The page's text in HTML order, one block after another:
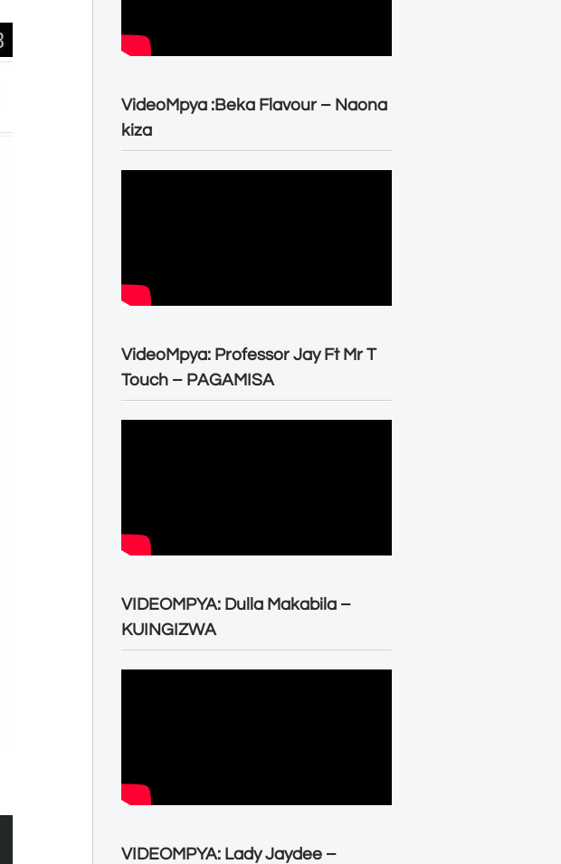
VideoMpya :Beka Flavour – Naona
kiza
VideoMpya: Professor Jay Ft Mr T
Touch – PAGAMISA
VIDEOMPYA: Dulla Makabila –
KUINGIZWA
VIDEOMPYA: Lady Jaydee –